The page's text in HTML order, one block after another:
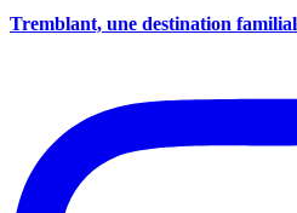
Tremblant, une destination